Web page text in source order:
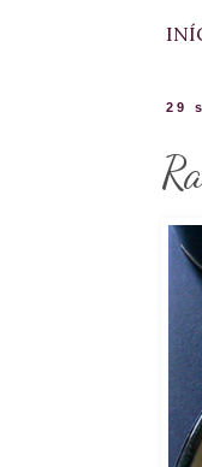
29